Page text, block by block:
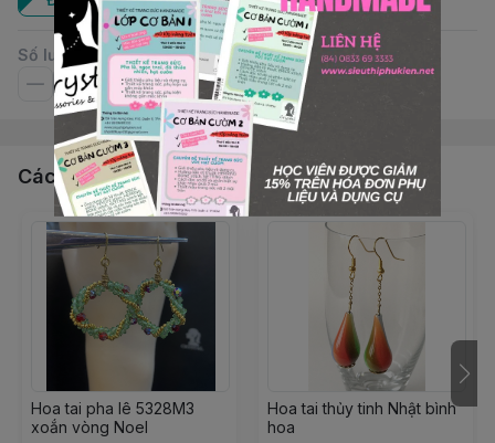
Số lượng
Các sản phẩm, dịch vụ khác
Hoa tai pha lê 5328M3
xoắn vòng Noel
Hoa tai thủy tinh Nhật bình
hoa